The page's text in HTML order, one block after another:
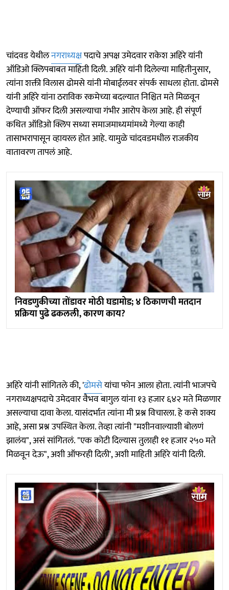
चांदवड येथीलनगराध्यक्षपदाचे अपक्ष उमेदवार राकेश अहिरे यांनी
ऑडिओ क्लिपबाबत माहिती दिली. अहिरे यांनी दिलेल्या माहितीनुसार,
त्यांना शक्ती विलास ढोमसे यांनी मोबाईलवर संपर्क साधला होता. ढोमसे
यांनी अहिरे यांना ठराविक रकमेच्या बदल्यात निश्चित मते मिळवून
देण्याची ऑफर दिली असल्याचा गंभीर आरोप केला आहे. ही संपूर्ण
कथित ऑडिओ क्लिप सध्या समाजमाध्यमांमध्ये गेल्या काही
तासाभरापासून व्हायरल होत आहे. यामुळे चांदवडमधील राजकीय
वातावरण तापलं आहे.
निवडणुकीच्या तोंडावर मोठी घडामोड; ४ ठिकाणची मतदान
प्रक्रिया पुढे ढकलली, कारण काय?
अहिरे यांनी सांगितले की, 'ढोमसेयांचा फोन आला होता. त्यांनी भाजपचे
नगराध्यक्षपदाचे उमेदवार वैभव बागुल यांना १३ हजार ६४२ मते मिळणार
असल्याचा दावा केला. यासंदर्भात त्यांना मी प्रश्न विचारला. हे कसे शक्य
आहे, असा प्रश्न उपस्थित केला. तेव्हा त्यांनी "मशीनवाल्याशी बोलणं
झालंय", असं सांगितलं. "एक कोटी दिल्यास तुलाही ११ हजार २५० मते
मिळवून देऊ", अशी ऑफरही दिली', अशी माहिती अहिरे यांनी दिली.